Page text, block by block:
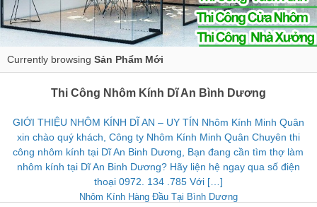
Currently browsing Sản Phẩm Mới
Thi Công Nhôm Kính Dĩ An Bình Dương
GIỚI THIỆU NHÔM KÍNH DĨ AN – UY TÍN Nhôm Kính Minh Quân
xin chào quý khách, Công ty Nhôm Kính Minh Quân Chuyên thi
công nhôm kính tại Dĩ An Binh Dương, Bạn đang cần tìm thợ làm
nhôm kính tại Dĩ An Binh Dương? Hãy liện hệ ngay qua số điện
thoại 0972. 134 .785 Với […]
Nhôm Kính Hàng Đầu Tại Bình Dương